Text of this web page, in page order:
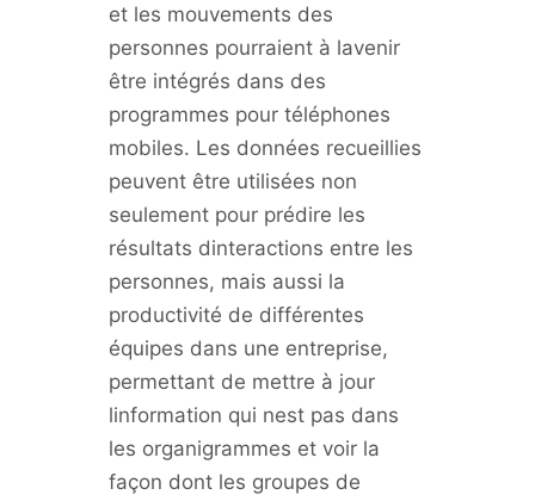
et les mouvements des
personnes pourraient à lavenir
être intégrés dans des
programmes pour téléphones
mobiles. Les données recueillies
peuvent être utilisées non
seulement pour prédire les
résultats dinteractions entre les
personnes, mais aussi la
productivité de différentes
équipes dans une entreprise,
permettant de mettre à jour
linformation qui nest pas dans
les organigrammes et voir la
façon dont les groupes de